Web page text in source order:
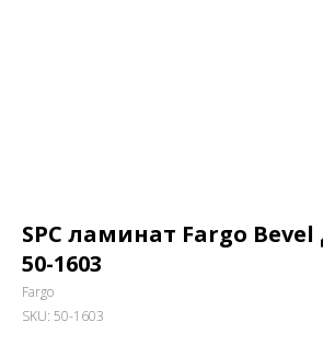
SPC ламинат Fargo
50-1603
Fargo
SKU: 50-1603